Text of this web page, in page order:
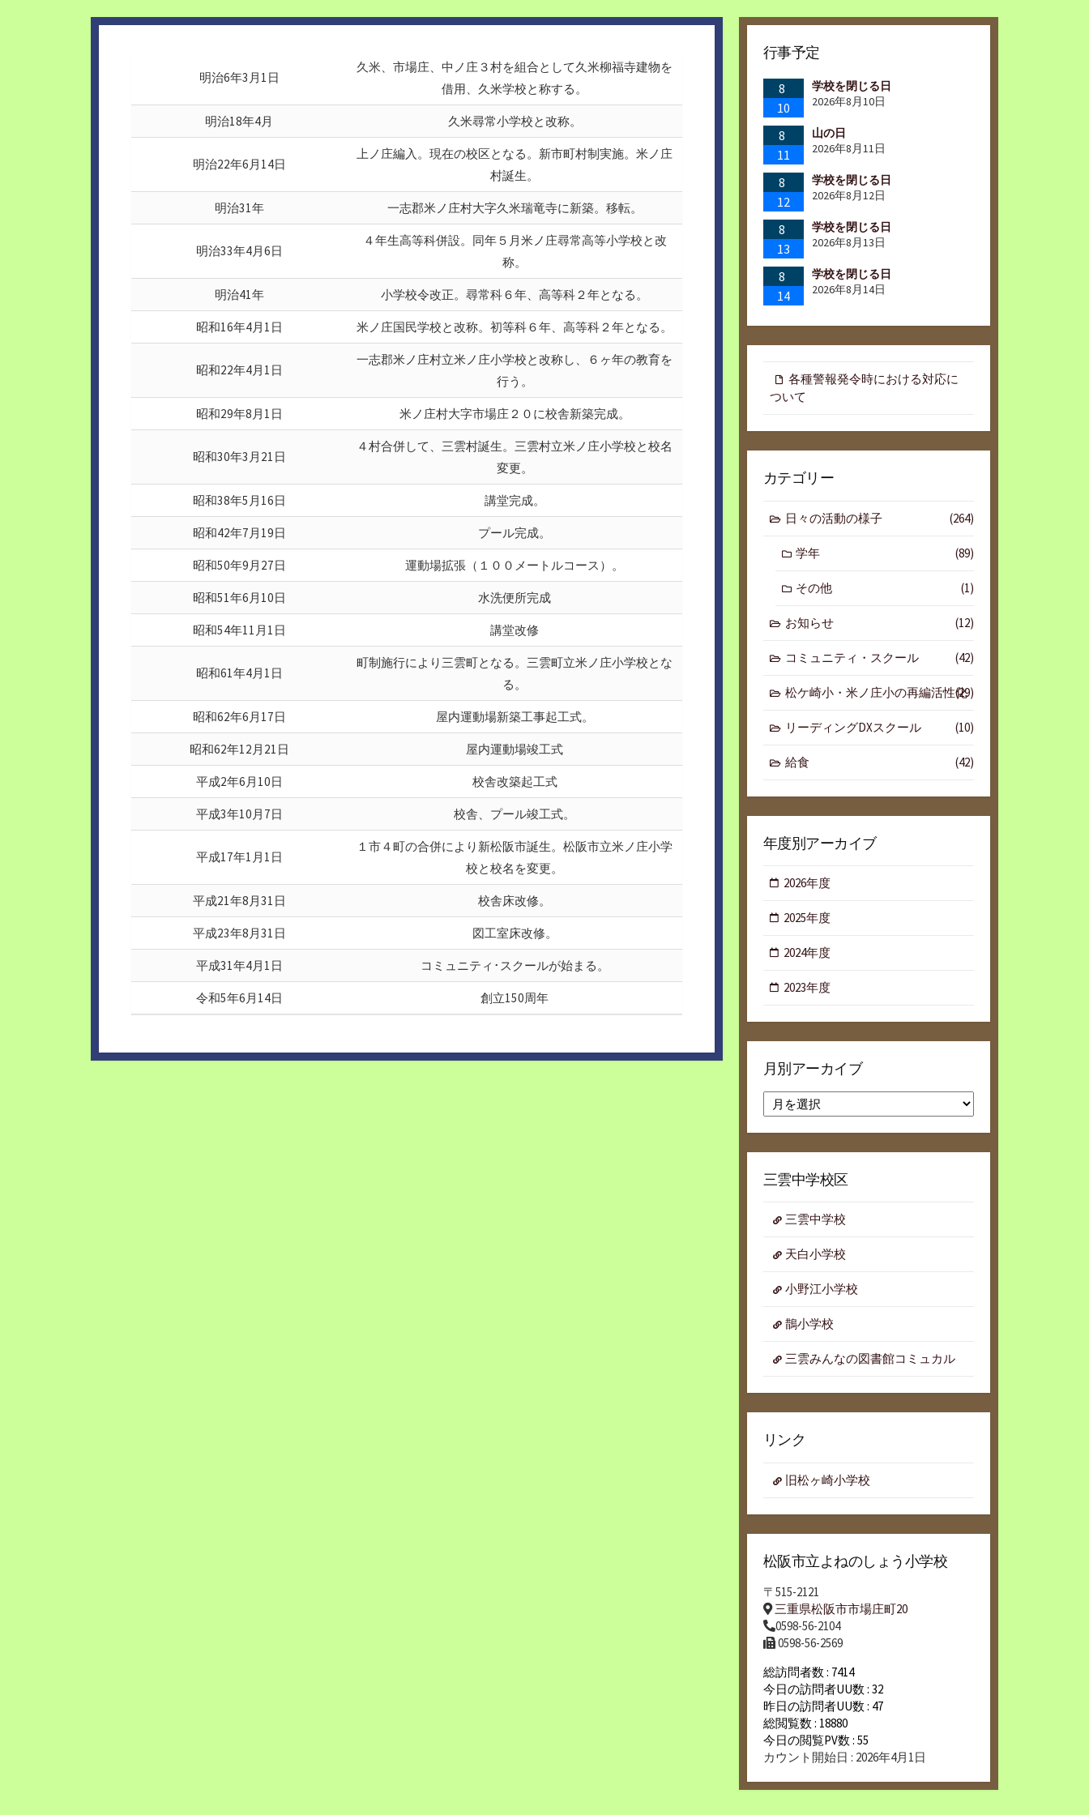
明治6年3月1日
久米、市場庄、中ノ庄３村を組合として久米柳福寺建物を
借用、久米学校と称する。
明治18年4月 久米尋常小学校と改称。
明治22年6月14日
上ノ庄編入。現在の校区となる。新市町村制実施。米ノ庄
村誕生。
明治31年 一志郡米ノ庄村大字久米瑞竜寺に新築。移転。
明治33年4月6日
４年生高等科併設。同年５月米ノ庄尋常高等小学校と改
称。
明治41年 小学校令改正。尋常科６年、高等科２年となる。
昭和16年4月1日 米ノ庄国民学校と改称。初等科６年、高等科２年となる。
昭和22年4月1日
一志郡米ノ庄村立米ノ庄小学校と改称し、６ヶ年の教育を
行う。
昭和29年8月1日 米ノ庄村大字市場庄２０に校舎新築完成。
昭和30年3月21日
４村合併して、三雲村誕生。三雲村立米ノ庄小学校と校名
変更。
昭和38年5月16日 講堂完成。
昭和42年7月19日 プール完成。
昭和50年9月27日 運動場拡張（１００メートルコース）。
昭和51年6月10日 水洗便所完成
昭和54年11月1日 講堂改修
昭和61年4月1日
町制施行により三雲町となる。三雲町立米ノ庄小学校とな
る。
昭和62年6月17日 屋内運動場新築工事起工式。
昭和62年12月21日 屋内運動場竣工式
平成2年6月10日 校舎改築起工式
平成3年10月7日 校舎、プール竣工式。
平成17年1月1日
１市４町の合併により新松阪市誕生。松阪市立米ノ庄小学
校と校名を変更。
平成21年8月31日 校舎床改修。
平成23年8月31日 図工室床改修。
平成31年4月1日 コミュニティ･スクールが始まる。
令和5年6月14日 創立150周年
行事予定
8
10
学校を閉じる日
2026年8月10日
8
11
山の日
2026年8月11日
8
12
学校を閉じる日
2026年8月12日
8
13
学校を閉じる日
2026年8月13日
8
14
学校を閉じる日
2026年8月14日
各種警報発令時における対応に
ついて
カテゴリー
日々の活動の様子 (264)
学年 (89)
その他 (1)
お知らせ (12)
コミュニティ・スクール (42)
松ケ崎小・米ノ庄小の再編活性化
(29)
リーディングDXスクール (10)
給食 (42)
年度別アーカイブ
2026年度
2025年度
2024年度
2023年度
月別アーカイブ
別
ア
ー
イ
三雲中学校区
三雲中学校
天白小学校
小野江小学校
鵲小学校
三雲みんなの図書館コミュカル
リンク
旧松ヶ崎小学校
松阪市立よねのしょう小学校
〒515-2121
三重県松阪市市場庄町20
0598-56-2104
0598-56-2569
総訪問者数 : 7414
今日の訪問者UU数 : 32
昨日の訪問者UU数 : 47
総閲覧数 : 18880
今日の閲覧PV数 : 55
カウント開始日 : 2026年4月1日